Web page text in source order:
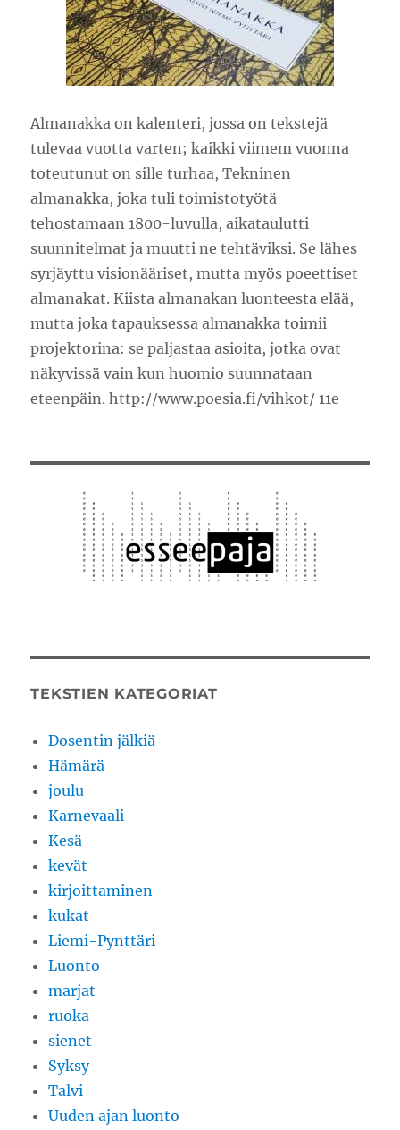
Almanakka on kalenteri, jossa on tekstejä
tulevaa vuotta varten; kaikki viimem vuonna
toteutunut on sille turhaa, Tekninen
almanakka, joka tuli toimistotyötä
tehostamaan 1800-luvulla, aikataulutti
suunnitelmat ja muutti ne tehtäviksi. Se lähes
syrjäyttu visionääriset, mutta myös poeettiset
almanakat. Kiista almanakan luonteesta elää,
mutta joka tapauksessa almanakka toimii
projektorina: se paljastaa asioita, jotka ovat
näkyvissä vain kun huomio suunnataan
eteenpäin. http://www.poesia.fi/vihkot/ 11e
TEKSTIEN KATEGORIAT
Dosentin jälkiä
Hämärä
joulu
Karnevaali
Kesä
kevät
kirjoittaminen
kukat
Liemi-Pynttäri
Luonto
marjat
ruoka
sienet
Syksy
Talvi
Uuden ajan luonto